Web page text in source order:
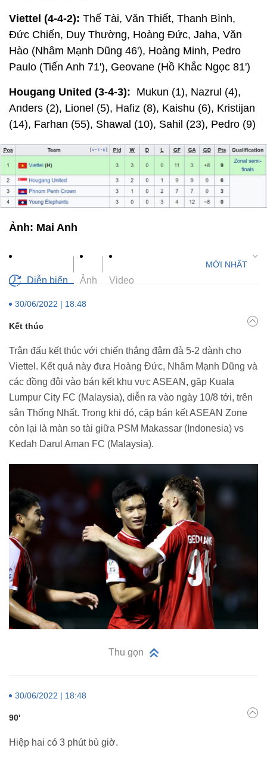
Viettel (4-4-2): Thế Tài, Văn Thiết, Thanh Bình,
Đức Chiến, Duy Thường, Hoàng Đức, Jaha, Văn
Hào (Nhâm Mạnh Dũng 46'), Hoàng Minh, Pedro
Paulo (Tiến Anh 71'), Geovane (Hồ Khắc Ngọc 81')
Hougang United (3-4-3): Mukun (1), Nazrul (4),
Anders (2), Lionel (5), Hafiz (8), Kaishu (6), Kristijan
(14), Farhan (55), Shawal (10), Sahil (23), Pedro (9)
Ảnh: Mai Anh
Diễn biến Ảnh Video
30/06/2022 | 18:48
Kết thúc
Trận đấu kết thúc với chiến thắng đậm đà 5-2 dành cho
Viettel. Kết quả này đưa Hoàng Đức, Nhâm Mạnh Dũng và
các đồng đội vào bán kết khu vực ASEAN, gặp Kuala
Lumpur City FC (Malaysia), diễn ra vào ngày 10/8 tới, trên
sân Thống Nhất. Trong khi đó, cặp bán kết ASEAN Zone
còn lại là màn so tài giữa PSM Makassar (Indonesia) vs
Kedah Darul Aman FC (Malaysia).
Thu gọn
30/06/2022 | 18:48
90'
Hiệp hai có 3 phút bù giờ.